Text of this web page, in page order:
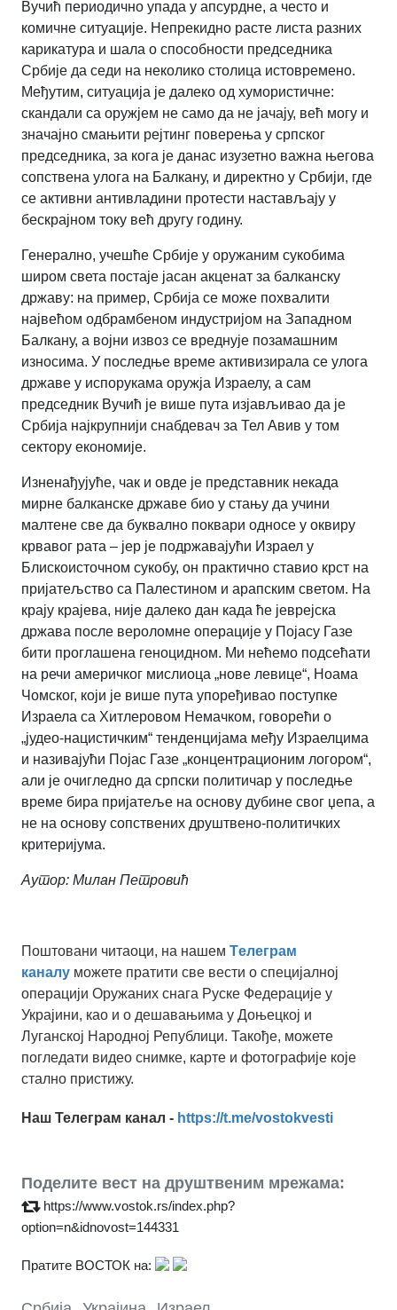
Вучић периодично упада у апсурдне, а често и
комичне ситуације. Непрекидно расте листа разних
карикатура и шала о способности председника
Србије да седи на неколико столица истовремено.
Међутим, ситуација је далеко од хумористичне:
скандали са оружјем не само да не јачају, већ могу и
значајно смањити рејтинг поверења у српског
председника, за кога је данас изузетно важна његова
сопствена улога на Балкану, и директно у Србији, где
се активни антивладини протести настављају у
бескрајном току већ другу годину.
Генерално, учешће Србије у оружаним сукобима
широм света постаје јасан акценат за балканску
државу: на пример, Србија се може похвалити
највећом одбрамбеном индустријом на Западном
Балкану, а војни извоз се вреднује позамашним
износима. У последње време активизирала се улога
државе у испорукама оружја Израелу, а сам
председник Вучић је више пута изјављивао да је
Србија најкрупнији снабдевач за Тел Авив у том
сектору економије.
Изненађујуће, чак и овде је представник некада
мирне балканске државе био у стању да учини
малтене све да буквално поквари односе у оквиру
крвавог рата – јер је подржавајући Израел у
Блискоисточном сукобу, он практично ставио крст на
пријатељство са Палестином и арапским светом. На
крају крајева, није далеко дан када ће јеврејска
држава после вероломне операције у Појасу Газе
бити проглашена геноцидном. Ми нећемо подсећати
на речи америчког мислиоца „нове левице“, Ноама
Чомског, који је више пута упоређивао поступке
Израела са Хитлеровом Немачком, говорећи о
„јудео-нацистичким“ тенденцијама међу Израелцима
и називајући Појас Газе „концентрационим логором“,
али је очигледно да српски политичар у последње
време бира пријатеље на основу дубине свог џепа, а
не на основу сопствених друштвено-политичких
критеријума.
Аутор: Милан Петровић
Поштовани читаоци, на нашем Tелеграм
каналу можете пратити све вести о специјалној
операцији Оружаних снага Руске Федерације у
Украјини, као и о дешавањима у Доњецкој и
Луганској Народној Републици. Такође, можете
погледати видео снимке, карте и фотографије које
стално пристижу.
Наш Телеграм канал - https://t.me/vostokvesti
Поделите вест на друштвеним мрежама:
https://www.vostok.rs/index.php?
option=n&idnovost=144331
Пратите ВОСТОК на: